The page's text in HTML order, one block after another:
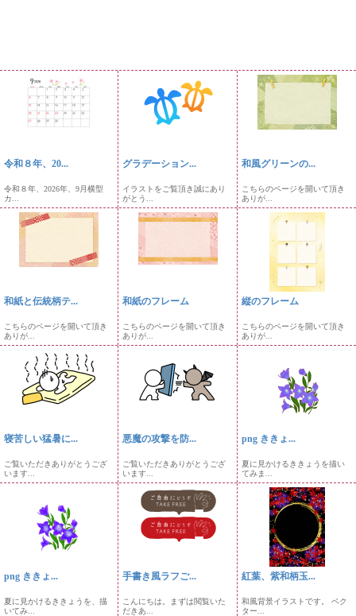
令和８年、20...
令和８年、2026年、9月横型
カ...
グラデーション...
イラストをご覧頂き誠にあり
がとう...
和風グリーンの...
こちらのページを開いて頂き
ありが...
和紙と伝統柄テ...
こちらのページを開いて頂き
ありが...
和紙のフレーム
こちらのページを開いて頂き
ありが...
縦のフレーム
こちらのページを開いて頂き
ありが...
寝苦しい猛暑に...
ご覧いただきありがとうござ
います...
悪魔の攻撃を防...
ご覧いただきありがとうござ
います...
png ききょ...
夏に見かけるききょうを描い
てみま...
png ききょ...
夏に見かけるききょうを、描
いてみ...
手書き風ラフご...
こんにちは。まずは閲覧いた
だきあ...
紅葉、紫和柄玉...
和風背景イラストです。 ベク
ター...